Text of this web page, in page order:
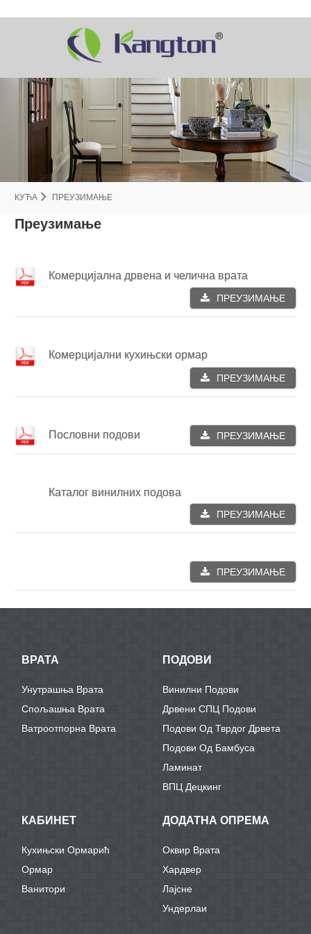
КУЋА ПРЕУЗИМАЊЕ
Преузимање
Комерцијална дрвена и челична врата
ПРЕУЗИМАЊЕ
Комерцијални кухињски ормар
ПРЕУЗИМАЊЕ
Пословни подови ПРЕУЗИМАЊЕ
Каталог винилних подова
ПРЕУЗИМАЊЕ
ПРЕУЗИМАЊЕ
ВРАТА
Унутрашња Врата
Спољашња Врата
Ватроотпорна Врата
ПОДОВИ
Винилни Подови
Дрвени СПЦ Подови
Подови Од Тврдог Дрвета
Подови Од Бамбуса
Ламинат
ВПЦ Децкинг
КАБИНЕТ
Кухињски Ормарић
Ормар
Ванитори
ДОДАТНА ОПРЕМА
Оквир Врата
Хардвер
Лајсне
Ундерлаи